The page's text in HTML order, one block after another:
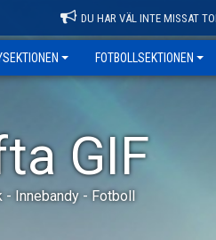
DU HAR VÄL INTE MISSAT
FOTBOLLSEKTIONEN
GIF
- Innebandy - Fotboll